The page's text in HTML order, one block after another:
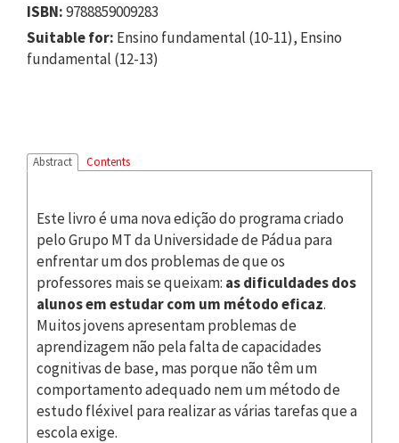
ISBN:9788859009283
Suitable for: Ensino fundamental (10-11), Ensino
fundamental (12-13)
Abstract Contents
Este livro é uma nova edição do programa criado
pelo Grupo MT da Universidade de Pádua para
enfrentar um dos problemas de que os
professores mais se queixam: as dificuldades dos
alunos em estudar com um método eficaz.
Muitos jovens apresentam problemas de
aprendizagem não pela falta de capacidades
cognitivas de base, mas porque não têm um
comportamento adequado nem um método de
estudo fléxivel para realizar as várias tarefas que a
escola exige.